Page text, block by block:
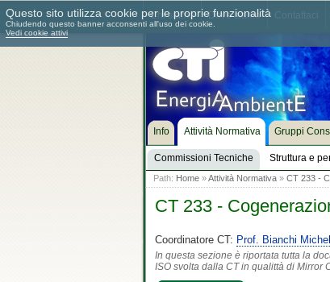
Chi siamo Dove siamo
Info Attività Normativa
Commissioni Tecniche Struttura e
Gruppi
Path: Home»Attività Normativa» CT 233 -
CT 233 -
Coordinatore CT: Prof. Bianchi
In questa sezione è riportata tutta la
ISO svolta dalla CT in qualittà di Mirror
Questo sito utilizza cookie per le proprie funzionalità
Chiudendo questo banner acconsenti all'uso dei cookie.
Vedi cookie attivi